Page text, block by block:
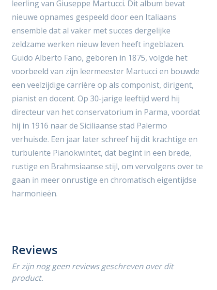
leerling van Giuseppe Martucci. Dit album bevat
nieuwe opnames gespeeld door een Italiaans
ensemble dat al vaker met succes dergelijke
zeldzame werken nieuw leven heeft ingeblazen.
Guido Alberto Fano, geboren in 1875, volgde het
voorbeeld van zijn leermeester Martucci en bouwde
een veelzijdige carrière op als componist, dirigent,
pianist en docent. Op 30-jarige leeftijd werd hij
directeur van het conservatorium in Parma, voordat
hij in 1916 naar de Siciliaanse stad Palermo
verhuisde. Een jaar later schreef hij dit krachtige en
turbulente Pianokwintet, dat begint in een brede,
rustige en Brahmsiaanse stijl, om vervolgens over te
gaan in meer onrustige en chromatisch eigentijdse
harmonieën.
Reviews
Er zijn nog geen reviews geschreven over dit
product.